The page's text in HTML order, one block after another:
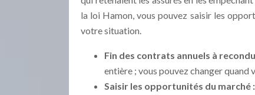
la loi Hamon, vous pouvez saisir les
votre situation.
Fin des contrats annuels à
entière ; vous pouvez changer quand
Saisir les opportunités du marché :